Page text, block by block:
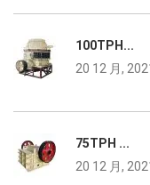
100TPH...
20 12 月,
75TPH ...
20 12 月,